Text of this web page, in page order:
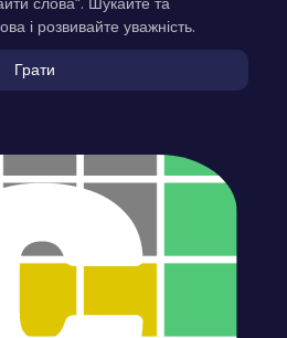
і розвивайте уважність.
Грати